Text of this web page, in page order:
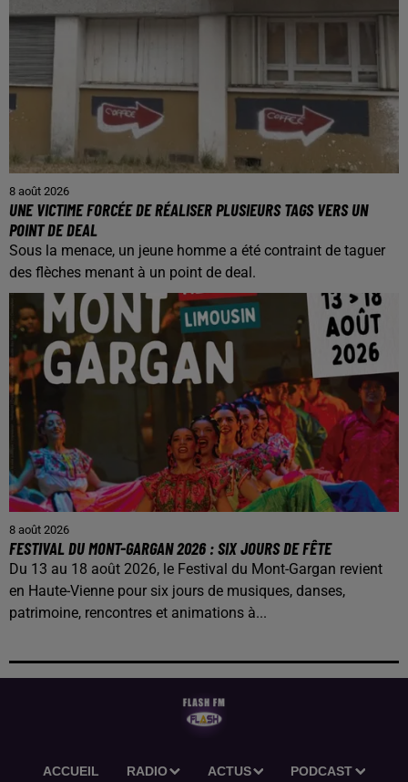
8 août 2026
UNE VICTIME FORCÉE DE RÉALISER PLUSIEURS TAGS VERS UN
POINT DE DEAL
Sous la menace, un jeune homme a été contraint de taguer
des flèches menant à un point de deal.
8 août 2026
FESTIVAL DU MONT-GARGAN 2026 : SIX JOURS DE FÊTE
Du 13 au 18 août 2026, le Festival du Mont-Gargan revient
en Haute-Vienne pour six jours de musiques, danses,
patrimoine, rencontres et animations à...
ACCUEIL RADIO ACTUS PODCAST